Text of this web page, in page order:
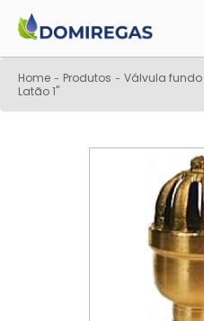
Home - Produtos - Válvula
Latão 1"